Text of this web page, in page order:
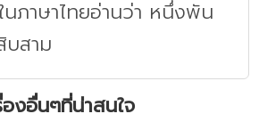
นภาษาไทยอ่านว่า หนึ่งพัน
สาม
องอื่นๆที่น่าสนใจ